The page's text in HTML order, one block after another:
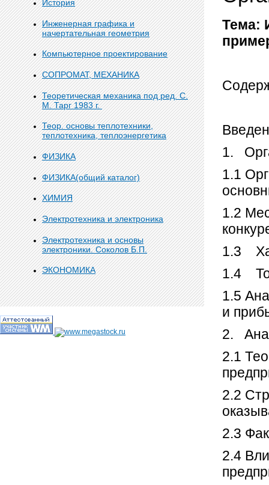
История
Инженерная графика и
начертательная геометрия
Компьютерное проектирование
СОПРОМАТ, МЕХАНИКА
Теоретическая механика под ред. С.
М. Тарг 1983 г.
Теор. основы теплотехники,
теплотехника, теплоэнергетика
ФИЗИКА
ФИЗИКА(общий каталог)
ХИМИЯ
Электротехника и электроника
Электротехника и основы
электроники. Соколов Б.П.
ЭКОНОМИКА
Тема:
1.
1.1
1.2
1.3
1.4
1.5
и
2.
2.1
2.2
2.3
2.4